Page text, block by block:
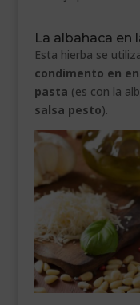
La albahaca en
Esta hierba se
condimento en
pasta (es con la
salsa pesto).